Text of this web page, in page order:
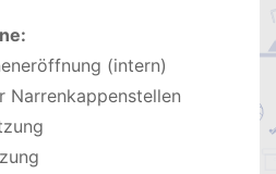
(intern)
Narrenkappenstellen